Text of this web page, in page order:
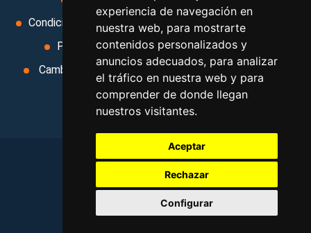
experiencia de navegación en
nuestra web, para mostrarte
contenidos personalizados y
anuncios adecuados, para analizar
el tráfico en nuestra web y para
comprender de donde llegan
nuestros visitantes.
Aceptar
Rechazar
Configurar
Condiciones Generales
Ley de Viajes Combinados
Política de privacidad
Uso de cookies
Cambiar preferencias de cookies
Area privada
Contacto